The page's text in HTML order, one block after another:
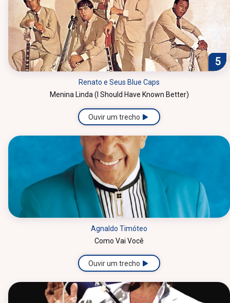
1
2
3
Renato e Seus Blue Caps
Menina Linda (I Should Have Known Better)
Ouvir um trecho
4
Agnaldo Timóteo
Como Vai Você
Ouvir um trecho
5